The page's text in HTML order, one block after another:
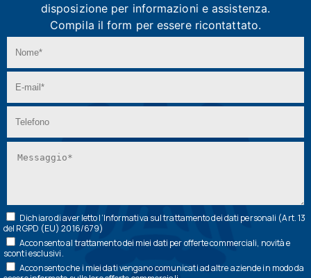
disposizione per informazioni e assistenza.
Compila il form per essere ricontattato.
Dichiaro di aver letto l’Informativa sul trattamento dei dati personali (Art. 13
del RGPD (EU) 2016/679)
Acconsento al trattamento dei miei dati per offerte commerciali, novità e
sconti esclusivi.
Acconsento che i miei dati vengano comunicati ad altre aziende in modo da